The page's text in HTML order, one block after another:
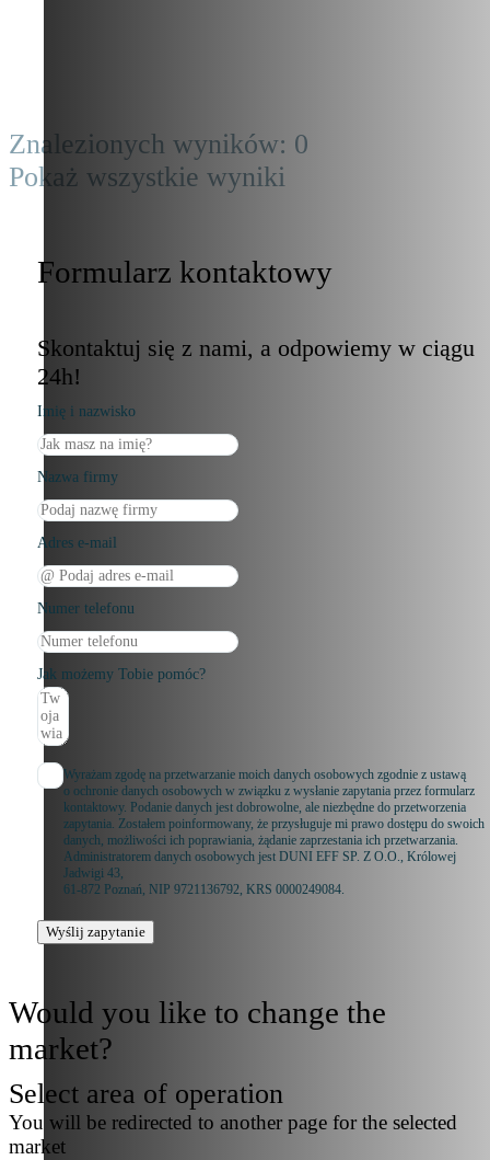
Znalezionych wyników: 0
Pokaż wszystkie wyniki
Formularz kontaktowy
Skontaktuj się z nami, a odpowiemy w ciągu
24h!
Imię i nazwisko
Nazwa firmy
Adres e-mail
Numer telefonu
Jak możemy Tobie pomóc?
Wyrażam zgodę na przetwarzanie moich danych osobowych zgodnie z ustawą
o ochronie danych osobowych w związku z wysłanie zapytania przez formularz
kontaktowy. Podanie danych jest dobrowolne, ale niezbędne do przetworzenia
zapytania. Zostałem poinformowany, że przysługuje mi prawo dostępu do swoich
danych, możliwości ich poprawiania, żądanie zaprzestania ich przetwarzania.
Administratorem danych osobowych jest DUNI EFF SP. Z O.O., Królowej
Jadwigi 43,
61-872 Poznań, NIP 9721136792, KRS 0000249084.
Wyślij zapytanie
Would you like to change the
market?
Select area of operation
You will be redirected to another page for the selected
market